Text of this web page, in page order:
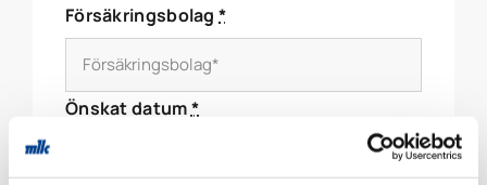
Försäkringsbolag*
Önskat datum*